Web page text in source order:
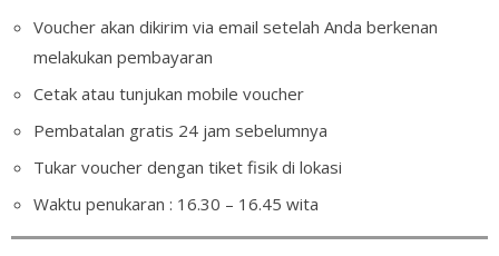
Voucher akan dikirim via email setelah Anda berkenan
melakukan pembayaran
Cetak atau tunjukan mobile voucher
Pembatalan gratis 24 jam sebelumnya
Tukar voucher dengan tiket fisik di lokasi
Waktu penukaran : 16.30 – 16.45 wita